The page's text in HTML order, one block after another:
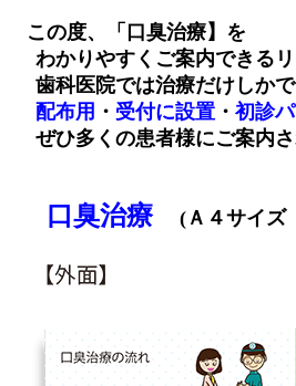
この度、「口臭治療】を
わかりやすくご案内できる
歯科医院では治療だけしか
配布用 ・ 受付に設置 ・ 初診
ぜひ多くの患者様にご案内
口臭治療 (Ａ４サイズ